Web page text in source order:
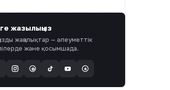
жазылыңыз
жаңалықтар — әлеуметтік
және қосымшада.
@ a